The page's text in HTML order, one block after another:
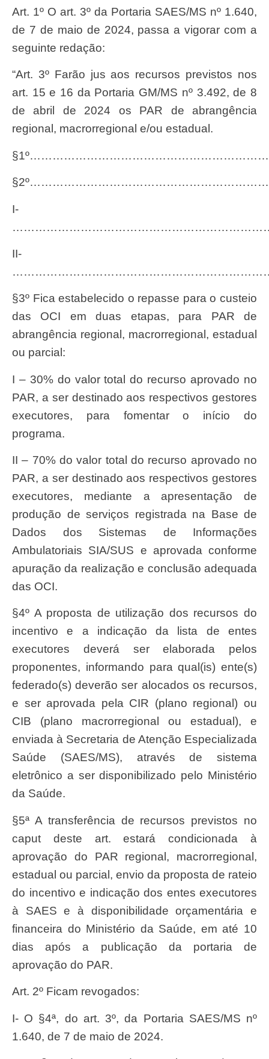
Art. 1º O art. 3º da Portaria SAES/MS nº 1.640,
de 7 de maio de 2024, passa a vigorar com a
seguinte redação:
“Art. 3º Farão jus aos recursos previstos nos
art. 15 e 16 da Portaria GM/MS nº 3.492, de 8
de abril de 2024 os PAR de abrangência
regional, macrorregional e/ou estadual.
I-
II-
§3º Fica estabelecido o repasse para o custeio
das OCI em duas etapas, para PAR de
abrangência regional, macrorregional, estadual
ou parcial:
I – 30% do valor total do recurso aprovado no
PAR, a ser destinado aos respectivos gestores
executores, para fomentar o início do
programa.
II – 70% do valor total do recurso aprovado no
PAR, a ser destinado aos respectivos gestores
executores, mediante a apresentação de
produção de serviços registrada na Base de
Dados dos Sistemas de Informações
Ambulatoriais SIA/SUS e aprovada conforme
apuração da realização e conclusão adequada
das OCI.
§4º A proposta de utilização dos recursos do
incentivo e a indicação da lista de entes
executores deverá ser elaborada pelos
proponentes, informando para qual(is) ente(s)
federado(s) deverão ser alocados os recursos,
e ser aprovada pela CIR (plano regional) ou
CIB (plano macrorregional ou estadual), e
enviada à Secretaria de Atenção Especializada
Saúde (SAES/MS), através de sistema
eletrônico a ser disponibilizado pelo Ministério
da Saúde.
§5ª A transferência de recursos previstos no
caput deste art. estará condicionada à
aprovação do PAR regional, macrorregional,
estadual ou parcial, envio da proposta de rateio
do incentivo e indicação dos entes executores
à SAES e à disponibilidade orçamentária e
financeira do Ministério da Saúde, em até 10
dias após a publicação da portaria de
aprovação do PAR.
Art. 2º Ficam revogados:
I- O §4ª, do art. 3º, da Portaria SAES/MS nº
1.640, de 7 de maio de 2024.